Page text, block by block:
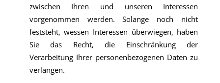
zwischen Ihren und unseren Interessen
vorgenommen werden. Solange noch nicht
feststeht, wessen Interessen überwiegen, haben
Sie das Recht, die Einschränkung der
Verarbeitung Ihrer personenbezogenen Daten zu
verlangen.